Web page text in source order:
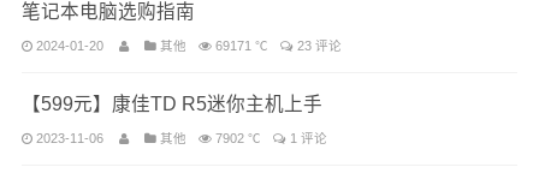
笔记本电脑选购指南
2024-01-20 其他 69171 ℃ 23 评论
【599元】康佳TD R5迷你主机上手
2023-11-06 其他 7902 ℃ 1 评论